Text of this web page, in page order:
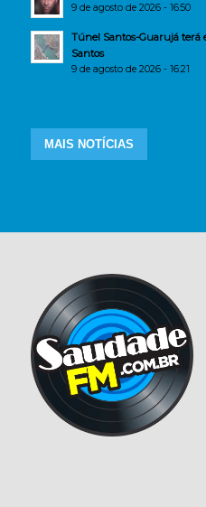
9 de agosto de 2026 - 16:50
Túnel Santos-Guarujá terá
Santos
9 de agosto de 2026 - 16:21
MAIS NOTÍCIAS